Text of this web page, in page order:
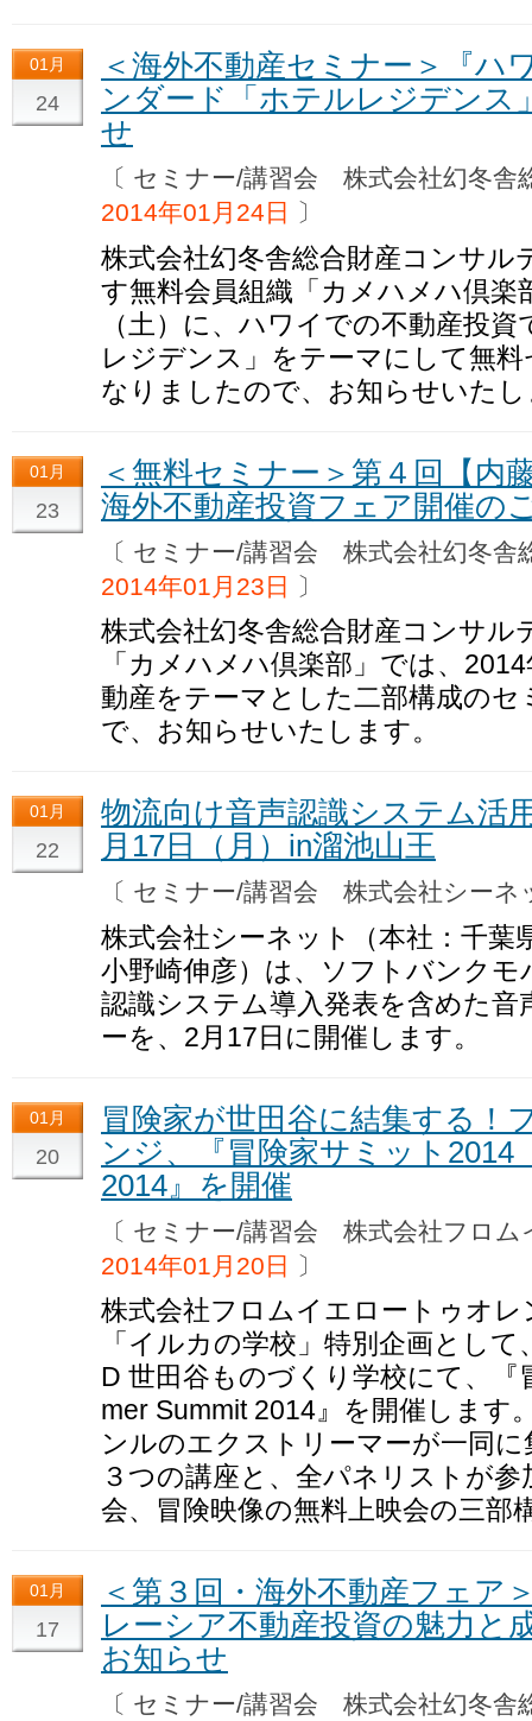
01月
24
＜海外不動産セミナー＞『ハ
ンダード「ホテルレジデンス
せ
〔 セミナー/講習会 株式会社幻冬
2014年01月24日
〕
株式会社幻冬舎総合財産コンサ
す無料会員組織「カメハメハ倶楽
（土）に、ハワイでの不動産投
レジデンス」をテーマにして無
なりましたので、お知らせいた
01月
23
＜無料セミナー＞第４回【内
海外不動産投資フェア開催の
〔 セミナー/講習会 株式会社幻冬
2014年01月23日
〕
株式会社幻冬舎総合財産コンサル
「カメハメハ倶楽部」では、
動産をテーマとした二部構成の
で、お知らせいたします。
01月
22
物流向け音声認識システム
月17日（月）in溜池山王
〔 セミナー/講習会 株式会社シー
株式会社シーネット（本社：千葉
小野崎伸彦）は、ソフトバンク
認識システム導入発表を含めた
ーを、2月17日に開催します。
01月
20
冒険家が世田谷に結集する！
ンジ、『冒険家サミット
2014』を開催
〔 セミナー/講習会 株式会社フロ
2014年01月20日
〕
株式会社フロムイエロートゥオ
「イルカの学校」特別企画とし
D 世田谷ものづくり学校にて、
mer Summit 2014』を開催します
ンルのエクストリーマーが一同
３つの講座と、全パネリストが
会、冒険映像の無料上映会の三部
01月
17
＜第３回・海外不動産フェア
レーシア不動産投資の魅力と
お知らせ
〔 セミナー/講習会 株式会社幻冬